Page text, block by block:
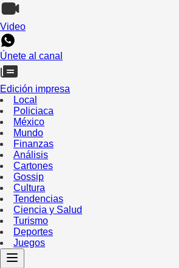
Video
Únete al canal
Edición impresa
Local
Policiaca
México
Mundo
Finanzas
Análisis
Cartones
Gossip
Cultura
Tendencias
Ciencia y Salud
Turismo
Deportes
Juegos